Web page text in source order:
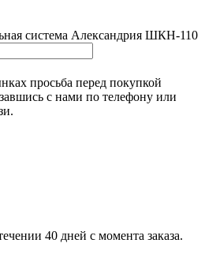
система Александрия ШКН-110
просьба перед покупкой
с нами по телефону или
40 дней с момента заказа.